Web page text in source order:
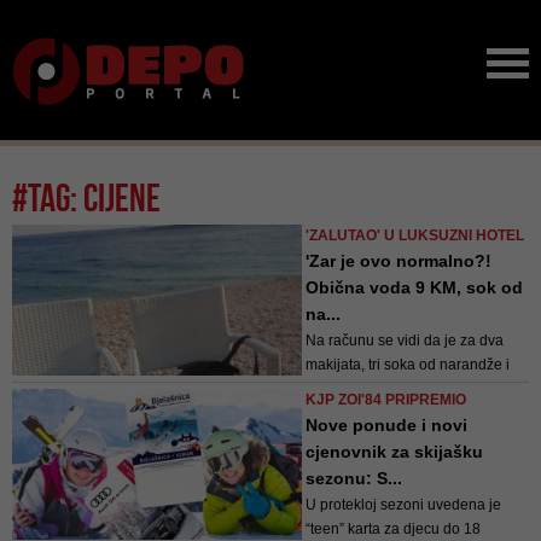
#tag: cijene
'ZALUTAO' U LUKSUZNI HOTEL
'Zar je ovo normalno?!
Obična voda 9 KM, sok od
na...
Na računu se vidi da je za dva
makijata, tri soka od narandže i
KJP ZOI'84 PRIPREMIO
Nove ponude i novi
cjenovnik za skijašku
sezonu: S...
U protekloj sezoni uvedena je
“teen” karta za djecu do 18